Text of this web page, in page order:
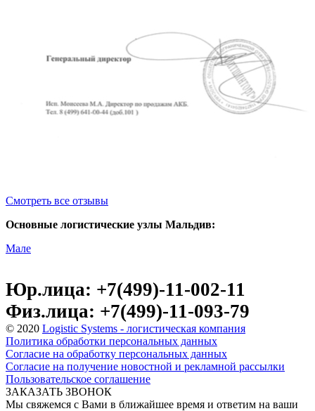
Смотреть все отзывы
Основные логистические узлы Мальдив:
Мале
Юр.лица: +7(499)-11-002-11
Физ.лица: +7(499)-11-093-79
© 2020 Logistic Systems - логистическая компания
Политика обработки персональных данных
Согласие на обработку персональных данных
Согласие на получение новостной и рекламной рассылки
Пользовательское соглашение
ЗАКАЗАТЬ ЗВОНОК
Мы свяжемся с Вами в ближайшее время и ответим на ваши